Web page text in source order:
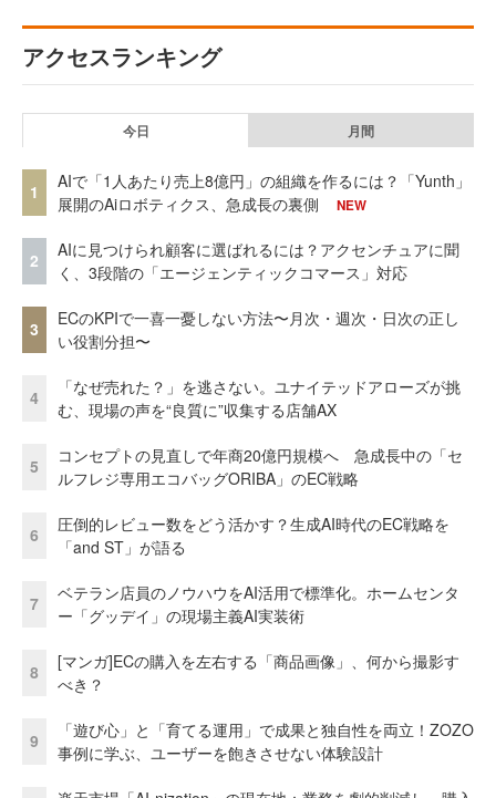
アクセスランキング
今日 月間
1
AIで「1人あたり売上8億円」の組織を作るには？「Yunth」
展開のAiロボティクス、急成長の裏側
NEW
2
AIに見つけられ顧客に選ばれるには？アクセンチュアに聞
く、3段階の「エージェンティックコマース」対応
3
ECのKPIで一喜一憂しない方法〜月次・週次・日次の正し
い役割分担〜
4
「なぜ売れた？」を逃さない。ユナイテッドアローズが挑
む、現場の声を“良質に”収集する店舗AX
5
コンセプトの見直しで年商20億円規模へ 急成長中の「セ
ルフレジ専用エコバッグORIBA」のEC戦略
6
圧倒的レビュー数をどう活かす？生成AI時代のEC戦略を
「and ST」が語る
7
ベテラン店員のノウハウをAI活用で標準化。ホームセンタ
ー「グッデイ」の現場主義AI実装術
8
[マンガ]ECの購入を左右する「商品画像」、何から撮影す
べき？
9
「遊び心」と「育てる運用」で成果と独自性を両立！ZOZO
事例に学ぶ、ユーザーを飽きさせない体験設計